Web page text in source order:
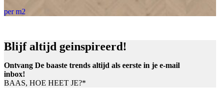
per m2
Blijf altijd geinspireerd!
Ontvang De baaste trends altijd als eerste in je e-mail
inbox!
BAAS, HOE HEET JE?*